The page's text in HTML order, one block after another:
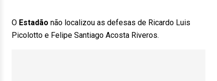
O Estadão não localizou as defesas de Ricardo Luis
Picolotto e Felipe Santiago Acosta Riveros.